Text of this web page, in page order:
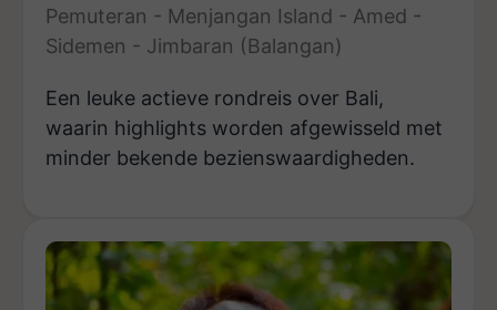
Pemuteran - Menjangan Island - Amed -
Sidemen - Jimbaran (Balangan)
Een leuke actieve rondreis over Bali,
waarin highlights worden afgewisseld met
minder bekende bezienswaardigheden.